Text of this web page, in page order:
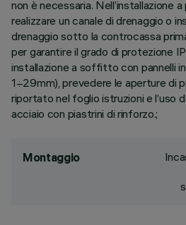
non è necessaria. Nell’installazione
realizzare un canale di drenaggio o
drenaggio sotto la controcassa
per garantire il grado di protezione
installazione a soffitto con pannelli
1÷29mm), prevedere le aperture di
riportato nel foglio istruzioni e l’uso
acciaio con piastrini di rinforzo.;
Montaggio